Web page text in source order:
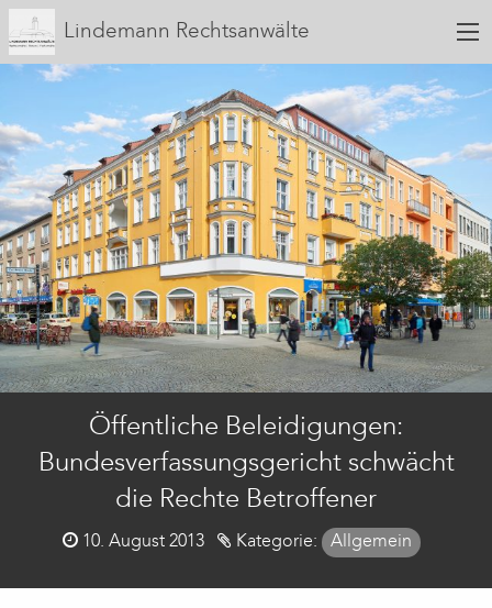
Lindemann Rechtsanwälte
Öffentliche Beleidigungen:
Bundesverfassungsgericht schwächt
die Rechte Betroffener
Posted
10. August 2013 Kategorie: Allgemein